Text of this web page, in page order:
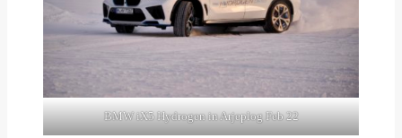
BMW iX5 Hydrogen in Arjeplog Feb 22